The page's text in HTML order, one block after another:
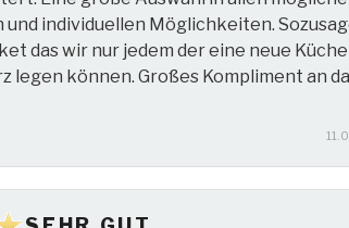
und individuellen Möglichkeiten.
das wir nur jedem der eine neue Küche
legen können. Großes Kompliment an